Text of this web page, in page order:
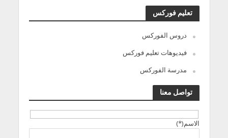
تعليم فوركس
دروس الفوركس
فيديوهات تعليم فوركس
مدرسة الفوركس
تواصل معنا
الاسم(*)